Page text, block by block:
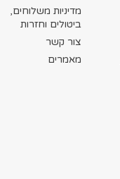
מדיניות משלוחים,
ביטולים וחזרות
צור קשר
מאמרים